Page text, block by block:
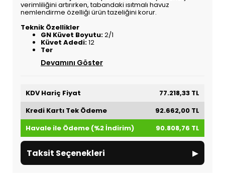
verimliliğini artırırken, tabandaki ısıtmalı havuz
nemlendirme özelliği ürün tazeliğini korur.
Teknik Özellikler
GN Küvet Boyutu:2/1
Küvet Adedi:12
Ter
Devamını Göster
KDV Hariç Fiyat
77.218,33 TL
Kredi Kartı Tek Ödeme
92.662,00 TL
Havale ile Ödeme (%2 İndirim)
90.808,76 TL
Taksit Seçenekleri ▸